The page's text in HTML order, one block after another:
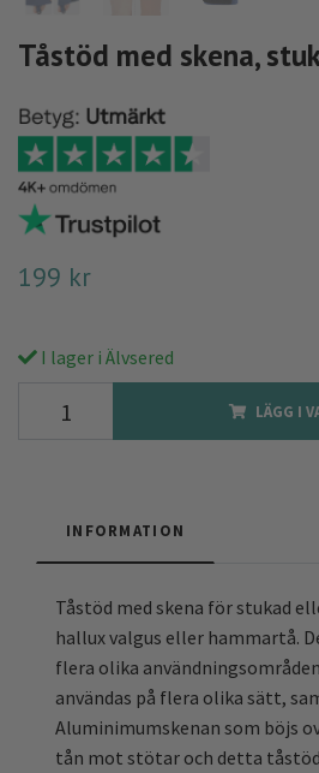
Tåstöd med skena,
199 kr
I lager i Älvsered
LÄGG I
INFORMATION
Tåstöd med skena för stukad
hallux valgus eller hammartå.
flera olika
användas på flera olika sätt,
Aluminimumskenan som böjs
tån mot stötar och detta tåstöd